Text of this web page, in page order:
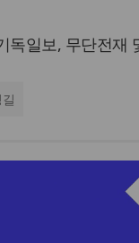
일보, 무단전재